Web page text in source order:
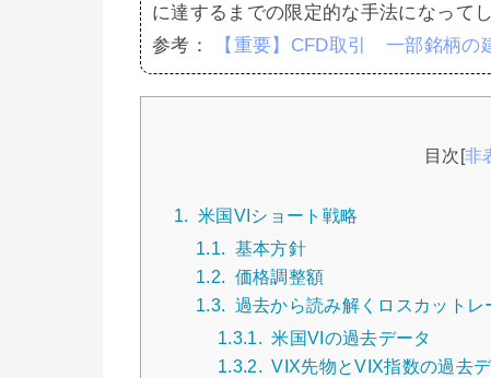
に達するまでの限定的な手法になって
参考：
【重要】CFD取引 一部銘柄の
目次[非
1. 米国VIショート戦略
1.1. 基本方針
1.2. 価格調整額
1.3. 過去から読み解くロスカットレ
1.3.1. 米国VIの過去データ
1.3.2. VIX先物とVIX指数の過去